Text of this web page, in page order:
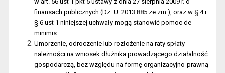
w art. 56 ust 1 pkt 5 ustawy z dnia 27 sierpnia 2009 r. o
finansach publicznych (Dz. U. 2013.885 ze zm.), oraz w § 4 i
§ 6 ust 1 niniejszej uchwały mogą stanowić pomoc de
minimis.
Umorzenie, odroczenie lub rozłożenie na raty spłaty
należności na wniosek dłużnika prowadzącego działalność
gospodarczą, bez względu na formę organizacyjno-prawną